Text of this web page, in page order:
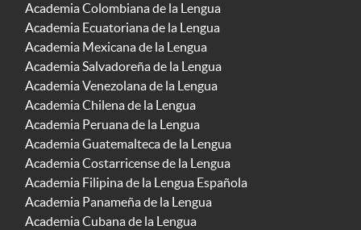
Academia Colombiana de la Lengua
Academia Ecuatoriana de la Lengua
Academia Mexicana de la Lengua
Academia Salvadoreña de la Lengua
Academia Venezolana de la Lengua
Academia Chilena de la Lengua
Academia Peruana de la Lengua
Academia Guatemalteca de la Lengua
Academia Costarricense de la Lengua
Academia Filipina de la Lengua Española
Academia Panameña de la Lengua
Academia Cubana de la Lengua